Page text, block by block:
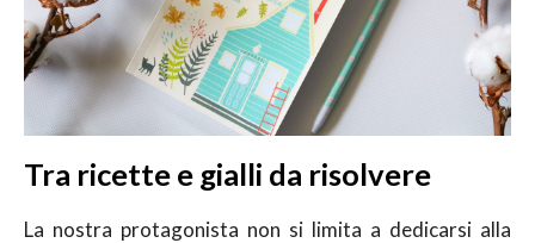
Tra ricette e gialli da risolvere
La nostra protagonista non si limita a dedicarsi alla